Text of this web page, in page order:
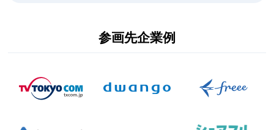
参画先企業例